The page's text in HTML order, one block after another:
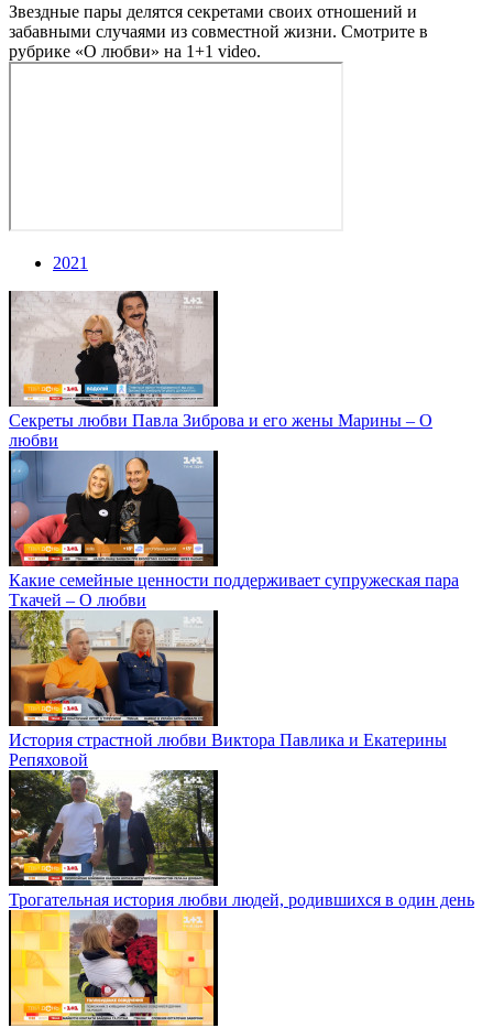
Звездные пары делятся секретами своих отношений и
забавными случаями из совместной жизни. Смотрите в
рубрике «О любви» на 1+1 video.
2021
Секреты любви Павла Зиброва и его жены Марины – О
любви
Какие семейные ценности поддерживает супружеская пара
Ткачей – О любви
История страстной любви Виктора Павлика и Екатерины
Репяховой
Трогательная история любви людей, родившихся в один день